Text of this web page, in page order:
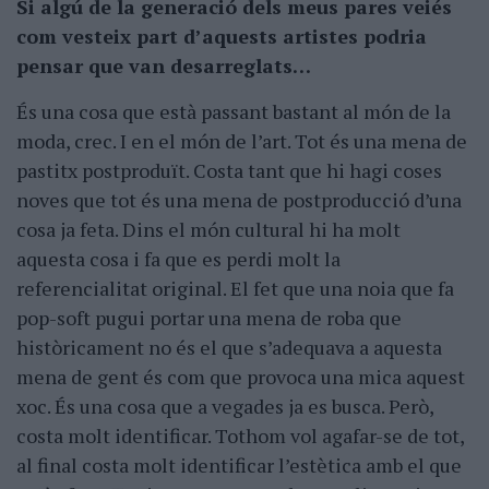
Si algú de la generació dels meus pares veiés
com vesteix part d’aquests artistes podria
pensar que van desarreglats…
És una cosa que està passant bastant al món de la
moda, crec. I en el món de l’art. Tot és una mena de
pastitx postproduït. Costa tant que hi hagi coses
noves que tot és una mena de postproducció d’una
cosa ja feta. Dins el món cultural hi ha molt
aquesta cosa i fa que es perdi molt la
referencialitat original. El fet que una noia que fa
pop-soft pugui portar una mena de roba que
històricament no és el que s’adequava a aquesta
mena de gent és com que provoca una mica aquest
xoc. És una cosa que a vegades ja es busca. Però,
costa molt identificar. Tothom vol agafar-se de tot,
al final costa molt identificar l’estètica amb el que